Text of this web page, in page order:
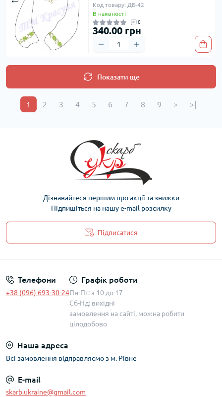
Код товару: ДБ-42
В наявності
0
340.00 грн
Показати ще
1 2 3 4 5 6 7 8 9 > >|
Дізнавайтеся першим про акції та знижки
Підпишіться на нашу e-mail розсилку
Підписатися
Телефони
+38 (096) 693-30-24
Графік роботи
Пн-Пт: з 10 до 17
Сб-Нд: вихідні
замовлення на сайті, можна робити
цілодобово
Наша адреса
Всі замовлення відправляємо з м. Рівне
E-mail
skarb.ukraine@gmail.com